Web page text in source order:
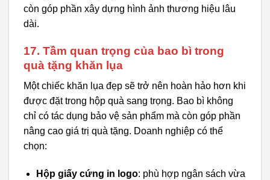
còn góp phần xây dựng hình ảnh thương hiệu lâu
dài.
17. Tầm quan trọng của bao bì trong
quà tặng khăn lụa
Một chiếc khăn lụa đẹp sẽ trở nên hoàn hảo hơn khi
được đặt trong hộp quà sang trọng. Bao bì không
chỉ có tác dụng bảo vệ sản phẩm mà còn góp phần
nâng cao giá trị quà tặng. Doanh nghiệp có thể
chọn:
Hộp giấy cứng in logo: phù hợp ngân sách vừa